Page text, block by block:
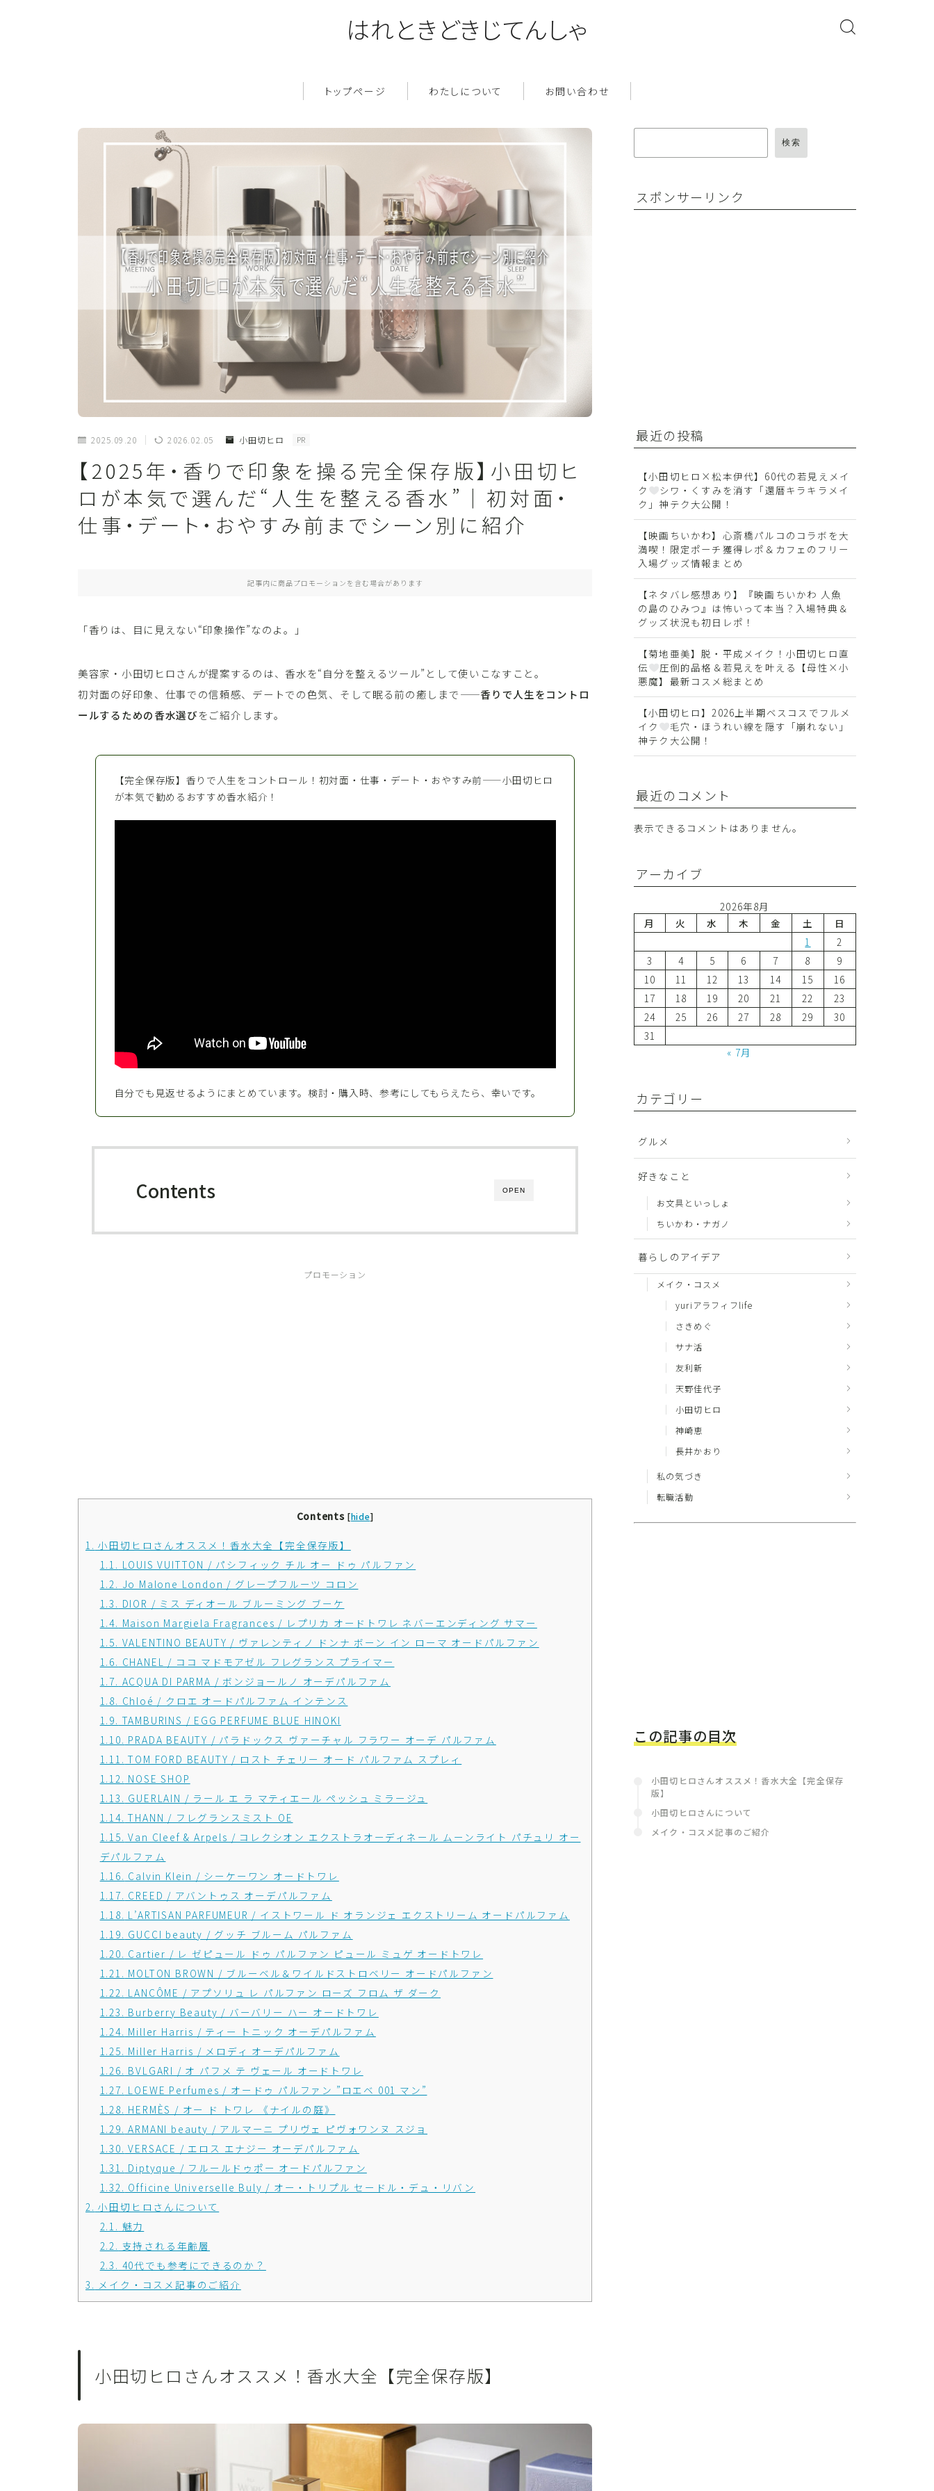
はれときどきじてんしゃ
トップページ わたしについて お問い合わせ
2025.09.20 2026.02.05 小田切ヒロ PR
【2025年・香りで印象を操る完全保存版】小田切ヒ
ロが本気で選んだ“人生を整える香水”｜初対面・
仕事・デート・おやすみ前までシーン別に紹介
記事内に商品プロモーションを含む場合があります
「香りは、目に見えない“印象操作”なのよ。」
美容家・小田切ヒロさんが提案するのは、香水を“自分を整えるツール”として使いこなすこと。
初対面の好印象、仕事での信頼感、デートでの色気、そして眠る前の癒しまで——香りで人生をコントロ
ールするための香水選びをご紹介します。
【完全保存版】香りで人生をコントロール！初対面・仕事・デート・おやすみ前——小田切ヒロ
が本気で勧めるおすすめ香水紹介！
自分でも見返せるようにまとめています。検討・購入時、参考にしてもらえたら、幸いです。
OPEN
Contents
プロモーション
Contents [hide]
1. 小田切ヒロさんオススメ！香水大全【完全保存版】
1.1. LOUIS VUITTON / パシフィック チル オー ドゥ パルファン
1.2. Jo Malone London / グレープフルーツ コロン
1.3. DIOR / ミス ディオール ブルーミング ブーケ
1.4. Maison Margiela Fragrances / レプリカ オードトワレ ネバーエンディング サマー
1.5. VALENTINO BEAUTY / ヴァレンティノ ドンナ ボーン イン ローマ オードパルファン
1.6. CHANEL / ココ マドモアゼル フレグランス プライマー
1.7. ACQUA DI PARMA / ボンジョールノ オーデパルファム
1.8. Chloé / クロエ オードパルファム インテンス
1.9. TAMBURINS / EGG PERFUME BLUE HINOKI
1.10. PRADA BEAUTY / パラドックス ヴァーチャル フラワー オーデ パルファム
1.11. TOM FORD BEAUTY / ロスト チェリー オード パルファム スプレィ
1.12. NOSE SHOP
1.13. GUERLAIN / ラール エ ラ マティエール ペッシュ ミラージュ
1.14. THANN / フレグランスミスト OE
1.15. Van Cleef & Arpels / コレクシオン エクストラオーディネール ムーンライト パチュリ オー
デパルファム
1.16. Calvin Klein / シーケーワン オードトワレ
1.17. CREED / アバントゥス オーデパルファム
1.18. L’ARTISAN PARFUMEUR / イストワール ド オランジェ エクストリーム オードパルファム
1.19. GUCCI beauty / グッチ ブルーム パルファム
1.20. Cartier / レ ゼピュール ドゥ パルファン ピュール ミュゲ オードトワレ
1.21. MOLTON BROWN / ブルーベル＆ワイルドストロベリー オードパルファン
1.22. LANCÔME / アプソリュ レ パルファン ローズ フロム ザ ダーク
1.23. Burberry Beauty / バーバリー ハー オードトワレ
1.24. Miller Harris / ティー トニック オーデパルファム
1.25. Miller Harris / メロディ オーデパルファム
1.26. BVLGARI / オ パフメ テ ヴェール オードトワレ
1.27. LOEWE Perfumes / オードゥ パルファン ”ロエベ 001 マン”
1.28. HERMÈS / オー ド トワレ 《ナイルの庭》
1.29. ARMANI beauty / アルマーニ プリヴェ ピヴォワンヌ スジョ
1.30. VERSACE / エロス エナジー オーデパルファム
1.31. Diptyque / フルールドゥポー オードパルファン
1.32. Officine Universelle Buly / オー・トリプル セードル・デュ・リバン
2. 小田切ヒロさんについて
2.1. 魅力
2.2. 支持される年齢層
2.3. 40代でも参考にできるのか？
3. メイク・コスメ記事のご紹介
小田切ヒロさんオススメ！香水大全【完全保存版】
検索
スポンサーリンク
最近の投稿
【小田切ヒロ×松本伊代】60代の若見えメイ
ク
シワ・くすみを消す「還暦キラキラメイ
ク」神テク大公開！
【映画ちいかわ】心斎橋パルコのコラボを大
満喫！限定ポーチ獲得レポ＆カフェのフリー
入場グッズ情報まとめ
【ネタバレ感想あり】『映画ちいかわ 人魚
の島のひみつ』は怖いって本当？入場特典＆
グッズ状況も初日レポ！
【菊地亜美】脱・平成メイク！小田切ヒロ直
伝
圧倒的品格＆若見えを叶える【母性×小
悪魔】最新コスメ総まとめ
【小田切ヒロ】2026上半期ベスコスでフルメ
イク
毛穴・ほうれい線を隠す「崩れない」
神テク大公開！
最近のコメント
表示できるコメントはありません。
アーカイブ
2026年8月
月
火 水 木 金 土
日
1
2
3
4 5 6 7 8
9
10
11 12 13 14 15
16
17
18 19 20 21 22
23
24
25 26 27 28 29
30
31
« 7月
カテゴリー
グルメ
好きなこと
お文具といっしょ
ちいかわ・ナガノ
暮らしのアイデア
メイク・コスメ
yuriアラフィフlife
さきめぐ
サナ活
友利新
天野佳代子
小田切ヒロ
神崎恵
長井かおり
私の気づき
転職活動
この記事の目次
小田切ヒロさんオススメ！香水大全【完全保存
版】
小田切ヒロさんについて
メイク・コスメ記事のご紹介